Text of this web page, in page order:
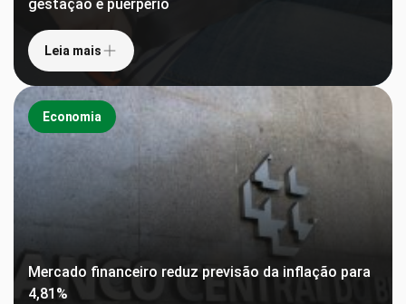
gestação e puerpério
Leia mais
Economia
Mercado financeiro reduz previsão da inflação para
4,81%